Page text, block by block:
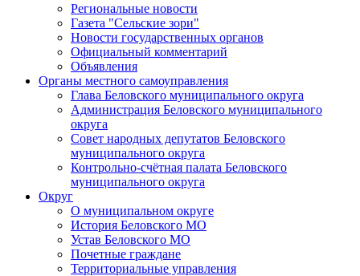
Региональные новости
Газета "Сельские зори"
Новости государственных органов
Официальный комментарий
Объявления
Органы местного самоуправления
Глава Беловского муниципального округа
Администрация Беловского муниципального
округа
Совет народных депутатов Беловского
муниципального округа
Контрольно-счётная палата Беловского
муниципального округа
Округ
О муниципальном округе
История Беловского МО
Устав Беловского МО
Почетные граждане
Территориальные управления